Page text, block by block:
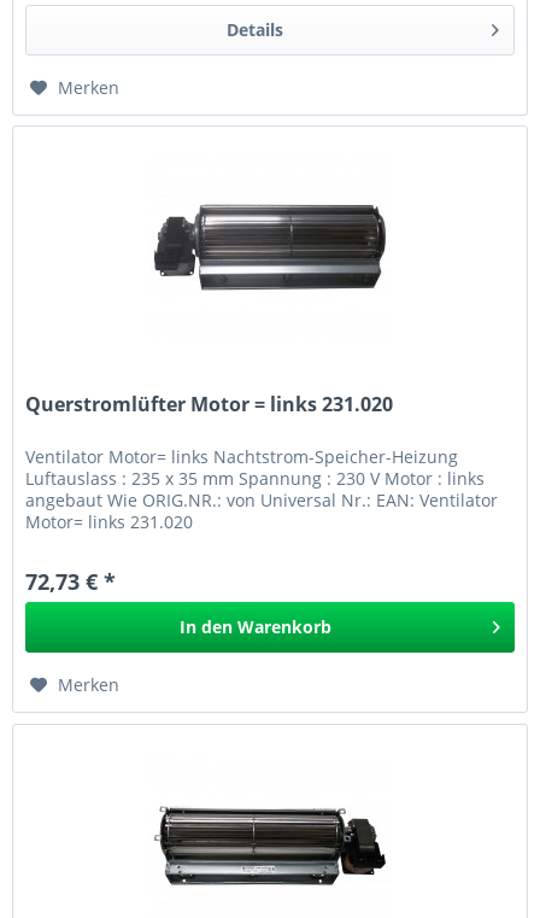
Details
Merken
Querstromlüfter Motor = links 231.020
Ventilator Motor= links Nachtstrom-Speicher-Heizung
Luftauslass : 235 x 35 mm Spannung : 230 V Motor : links
angebaut Wie ORIG.NR.: von Universal Nr.: EAN: Ventilator
Motor= links 231.020
72,73 € *
In den Warenkorb
Merken